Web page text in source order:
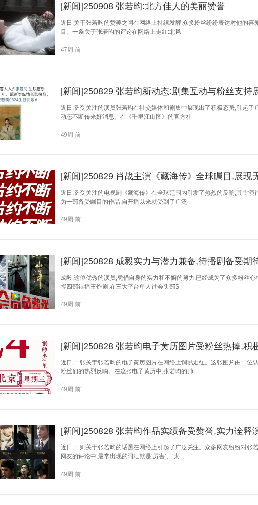
[新闻]250908 张若昀:北方佳人的美丽赞誉
近日,关于张若昀的赞美之词在网络上持续发酵,众多粉丝纷纷表达对他的
目。一条关于张若昀的评论在网络上走红:北风
47周 前
[新闻]250829 张若昀新动态:剧集互动与粉丝支持
近日,备受关注的演员张若昀在社交媒体和剧集中展现出了积极态势,引起
动态不断传来好消息。在《千里江山图》的官方社
49周 前
[新闻]250829 肖战主演《藏海传》全球瞩目,展现
近日,备受关注的电视剧《藏海传》在全球范围内引发了热烈的反响,其主
为一部备受瞩目的作品,自开播以来就受到了广泛
49周 前
[新闻]250828 成毅实力与潜力兼备,待播剧备受期
成毅,这位优秀的演员,凭借自身的实力和不懈的努力,已经成为了众多粉丝
握四部待播王炸剧,在三大平台单人过会头部S
49周 前
[新闻]250828 张若昀电子黄历图片受粉丝热捧,积
近日,一张关于张若昀的电子黄历图片在网络上悄然走红。这张图片由一位
粉丝们的热烈反响。在这张电子黄历中,张若昀的帅
49周 前
[新闻]250828 张若昀作品实绩备受赞誉,实力诠释
近日,一则关于张若昀的话题在网络上引起了广泛关注。众多网友纷纷对张
网友的评论中,最常出现的词汇就是‘厉害’、‘太
49周 前